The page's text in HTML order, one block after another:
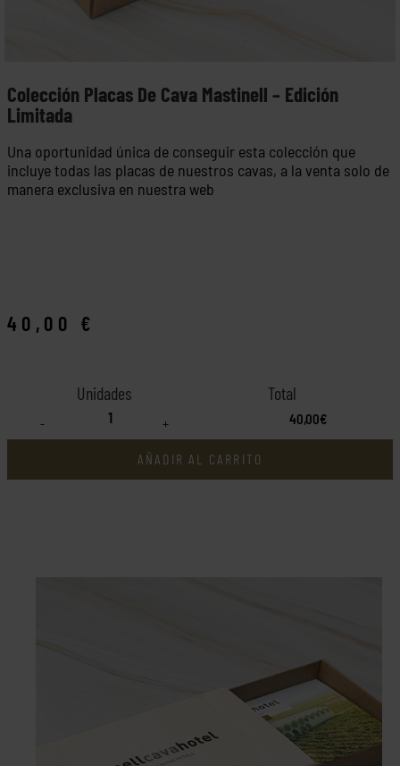
Colección Placas De Cava Mastinell – Edición
Limitada
Una oportunidad única de conseguir esta colección que
incluye todas las placas de nuestros cavas, a la venta solo de
manera exclusiva en nuestra web
40,00 €
- + 40,00€
AÑADIR AL CARRITO